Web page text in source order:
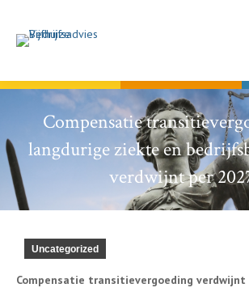
Compensatie
langdurige ziekte en
verdwijnt per
Uncategorized
Compensatie transitievergoeding verdwijnt